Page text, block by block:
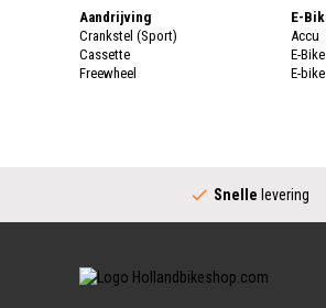
Aandrijving
Crankstel (Sport)
Cassette
Freewheel
Versnellingshendel (Stads)
E-
Accu
E-
E-
Stuur
Snelle levering